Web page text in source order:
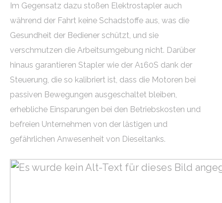
Im Gegensatz dazu stoßen Elektrostapler auch
während der Fahrt keine Schadstoffe aus, was die
Gesundheit der Bediener schützt, und sie
verschmutzen die Arbeitsumgebung nicht. Darüber
hinaus garantieren Stapler wie der A160S dank der
Steuerung, die so kalibriert ist, dass die Motoren bei
passiven Bewegungen ausgeschaltet bleiben,
erhebliche Einsparungen bei den Betriebskosten und
befreien Unternehmen von der lästigen und
gefährlichen Anwesenheit von Dieseltanks.